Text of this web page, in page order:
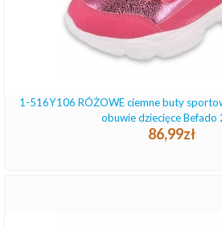
1-516Y106 RÓŻOWE ciemne buty
obuwie dziecięce Befado
86,99zł